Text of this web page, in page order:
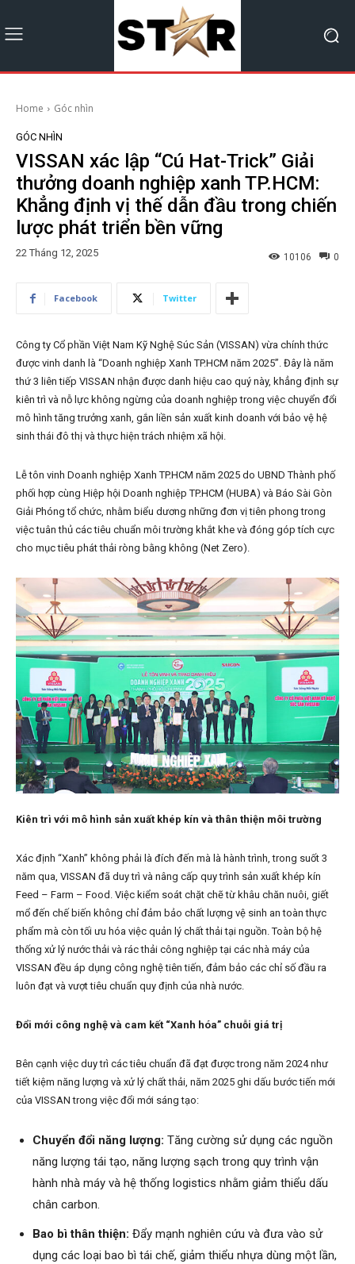
Home Góc nhìn
GÓC NHÌN
VISSAN xác lập “Cú Hat-Trick” Giải
thưởng doanh nghiệp xanh TP.HCM:
Khẳng định vị thế dẫn đầu trong chiến
lược phát triển bền vững
22 Tháng 12, 2025 0
10106
Facebook Twitter
Công ty Cổ phần Việt Nam Kỹ Nghệ Súc Sản (VISSAN) vừa chính thức
được vinh danh là “Doanh nghiệp Xanh TP.HCM năm 2025”. Đây là năm
thứ 3 liên tiếp VISSAN nhận được danh hiệu cao quý này, khẳng định sự
kiên trì và nỗ lực không ngừng của doanh nghiệp trong việc chuyển đổi
mô hình tăng trưởng xanh, gắn liền sản xuất kinh doanh với bảo vệ hệ
sinh thái đô thị và thực hiện trách nhiệm xã hội.
Lễ tôn vinh Doanh nghiệp Xanh TP.HCM năm 2025 do UBND Thành phố
phối hợp cùng Hiệp hội Doanh nghiệp TP.HCM (HUBA) và Báo Sài Gòn
Giải Phóng tổ chức, nhằm biểu dương những đơn vị tiên phong trong
việc tuân thủ các tiêu chuẩn môi trường khắt khe và đóng góp tích cực
cho mục tiêu phát thải ròng bằng không (Net Zero).
Kiên trì với mô hình sản xuất khép kín và thân thiện môi trường
Xác định “Xanh” không phải là đích đến mà là hành trình, trong suốt 3
năm qua, VISSAN đã duy trì và nâng cấp quy trình sản xuất khép kín
Feed – Farm – Food. Việc kiểm soát chặt chẽ từ khâu chăn nuôi, giết
mổ đến chế biến không chỉ đảm bảo chất lượng vệ sinh an toàn thực
phẩm mà còn tối ưu hóa việc quản lý chất thải tại nguồn. Toàn bộ hệ
thống xử lý nước thải và rác thải công nghiệp tại các nhà máy của
VISSAN đều áp dụng công nghệ tiên tiến, đảm bảo các chỉ số đầu ra
luôn đạt và vượt tiêu chuẩn quy định của nhà nước.
Đổi mới công nghệ và cam kết “Xanh hóa” chuỗi giá trị
Bên cạnh việc duy trì các tiêu chuẩn đã đạt được trong năm 2024 như
tiết kiệm năng lượng và xử lý chất thải, năm 2025 ghi dấu bước tiến mới
của VISSAN trong việc đổi mới sáng tạo:
Chuyển đổi năng lượng: Tăng cường sử dụng các nguồn
năng lượng tái tạo, năng lượng sạch trong quy trình vận
hành nhà máy và hệ thống logistics nhằm giảm thiểu dấu
chân carbon.
Bao bì thân thiện: Đẩy mạnh nghiên cứu và đưa vào sử
dụng các loại bao bì tái chế, giảm thiểu nhựa dùng một lần,